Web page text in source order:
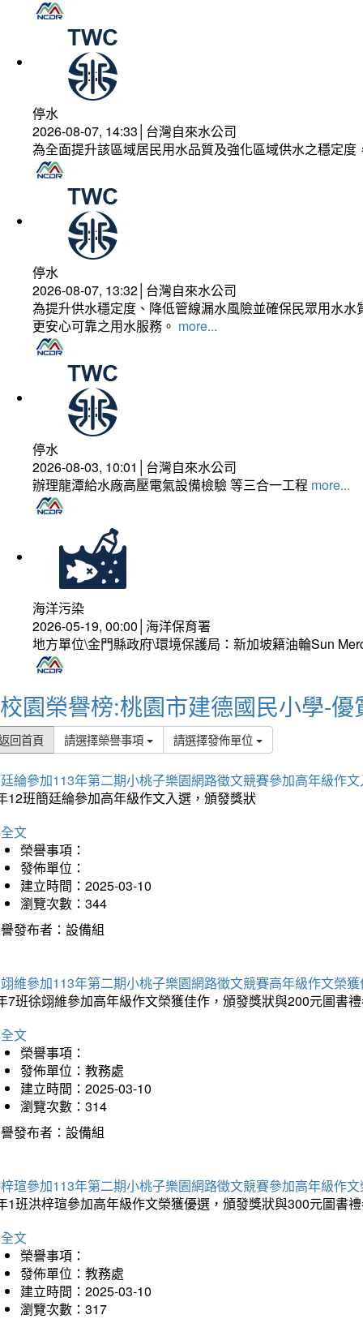
停水
2026-08-07, 14:33│台灣自來水公司
為全面提升該區域居民用水品質及強化區域供水之穩定
停水
2026-08-07, 13:32│台灣自來水公司
為提升供水穩定度、降低管線漏水風險並確保民眾用水
更安心可靠之用水服務。 more...
停水
2026-08-03, 10:01│台灣自來水公司
辦理龍潭給水廠高壓電氣設備檢驗 等三合一工程 more...
海洋污染
2026-05-19, 00:00│海洋保育署
地方單位\金門縣政府\環境保護局：新加坡籍油輪Sun
校園榮譽榜:桃園市建德國民小學-優
回首頁 請選擇榮譽事項 請選擇發佈單位
綸參加113年第二期小桃子樂園網路徵文競賽參加高年級作
12班簡廷綸參加高年級作文入選，頒發獎狀
文
榮譽事項：
發佈單位：
建立時間：2025-03-10
瀏覽次數：344
發布者：設備組
維參加113年第二期小桃子樂園網路徵文競賽高年級作文榮
7班徐翊維參加高年級作文榮獲佳作，頒發獎狀與200元圖書
文
榮譽事項：
發佈單位：教務處
建立時間：2025-03-10
瀏覽次數：314
發布者：設備組
瑄參加113年第二期小桃子樂園網路徵文競賽參加高年級作
1班洪梓瑄參加高年級作文榮獲優選，頒發獎狀與300元圖書
文
榮譽事項：
發佈單位：教務處
建立時間：2025-03-10
瀏覽次數：317